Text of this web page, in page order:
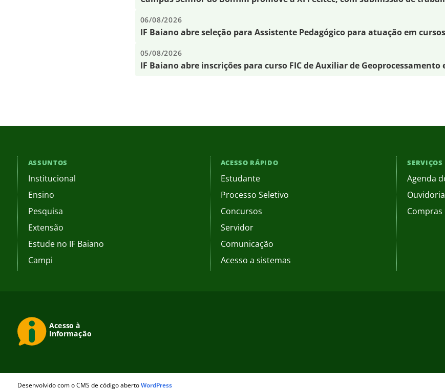
06/08/2026
IF Baiano abre seleção para Assistente Pedagógico para atuação em
05/08/2026
IF Baiano abre inscrições para curso FIC de Auxiliar de Geoprocessamento
ASSUNTOS
Institucional
Ensino
Pesquisa
Extensão
Estude no IF Baiano
Campi
ACESSO RÁPIDO
Estudante
Processo Seletivo
Concursos
Servidor
Comunicação
Acesso a sistemas
SERVIÇOS
Agenda
Ouvidoria
Compras
Desenvolvido com o CMS de código abertoWordPress